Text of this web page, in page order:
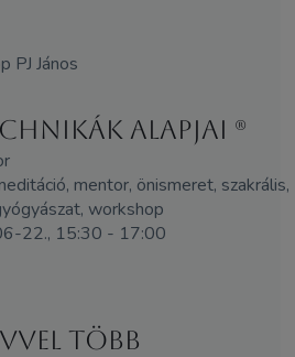
PJ János
alapjai (R)
mentor, önismeret, szakrális,
workshop
22., 15:30 - 17:00
több